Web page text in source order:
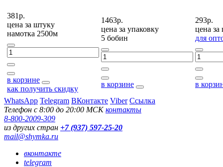
381р.
цена за штуку
намотка 2500м
в корзине
как получить скидку
1463р.
цена за упаковку
5 бобин
в корзине
293р.
цена за
для
в
WhatsApp Telegram ВКонтакте Viber Ссылка
Телефон с 8:00 до 20:00 МСКконтакты
8-800-2009-309
из других стран +7 (937) 597-25-20
mail@shymka.ru
вконтакте
telegram